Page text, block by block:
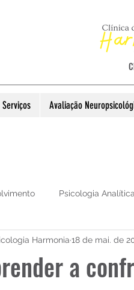
Serviços Avaliação
Psicologia Analítica
a
Harmonia 18 de mai. de